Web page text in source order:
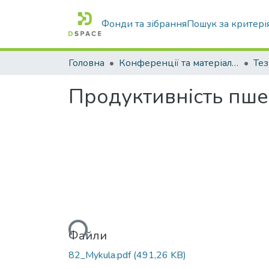
Фонди та зібранняПошук за
Головна Конференції та матеріали конференцій
Продуктивність
Вантажиться...Файли
82_Mykula.pdf(491,26 KB)